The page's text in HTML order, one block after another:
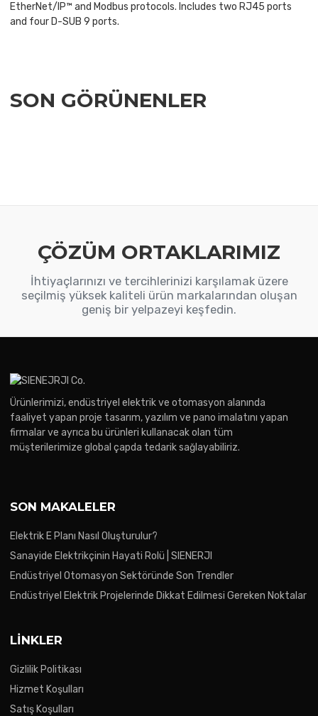
EtherNet/IP™ and Modbus protocols. Includes two RJ45 ports
and four D-SUB 9 ports.
SON GÖRÜNENLER
ÇÖZÜM ORTAKLARIMIZ
İhtiyaçlarınızı ve tercihlerinizi karşılamak üzere
seçilmiş yüksek kaliteli ürün markalarından oluşan
geniş bir yelpazeyi keşfedin.
Ürünlerimizi, endüstriyel elektrik ve otomasyon alanında
faaliyet yapan proje tasarım, yazılım ve pano imalatını yapan
firmalar ve ayrıca bu ürünleri kullanacak olan tüm
müşterilerimize global çapda tedarik sağlayabiliriz.
SON MAKALELER
Elektrik E Planı Nasıl Oluşturulur?
Sanayide Elektrikçinin Hayati Rolü | SIENERJI
Endüstriyel Otomasyon Sektöründe Son Trendler
Endüstriyel Elektrik Projelerinde Dikkat Edilmesi Gereken Noktalar
LINKLER
Gizlilik Politikası
Hizmet Koşulları
Satış Koşulları